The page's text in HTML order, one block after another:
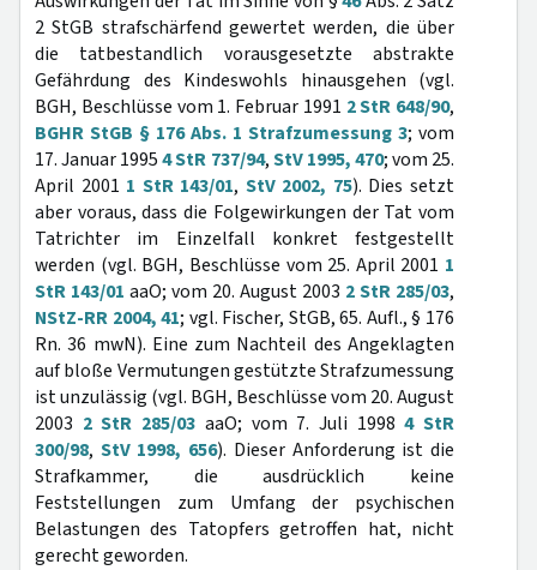
2 StGB strafschärfend gewertet werden, die über
die tatbestandlich vorausgesetzte abstrakte
Gefährdung des Kindeswohls hinausgehen (vgl.
BGH, Beschlüsse vom 1. Februar 1991 2 StR 648/90,
BGHR StGB § 176 Abs. 1 Strafzumessung 3; vom
17. Januar 19954 StR 737/94,StV 1995, 470; vom 25.
April 2001 1 StR 143/01, StV 2002, 75). Dies setzt
aber voraus, dass die Folgewirkungen der Tat vom
Tatrichter im Einzelfall konkret festgestellt
werden (vgl. BGH, Beschlüsse vom 25. April 2001 1
StR 143/01 aaO; vom 20. August 2003 2 StR 285/03,
NStZ-RR 2004, 41; vgl. Fischer, StGB, 65. Aufl., § 176
Rn. 36 mwN). Eine zum Nachteil des Angeklagten
auf bloße Vermutungen gestützte Strafzumessung
ist unzulässig (vgl. BGH, Beschlüsse vom 20. August
2003 2 StR 285/03 aaO; vom 7. Juli 19984 StR
300/98, StV 1998, 656). Dieser Anforderung ist die
Strafkammer, die ausdrücklich keine
Feststellungen zum Umfang der psychischen
Belastungen des Tatopfers getroffen hat, nicht
gerecht geworden.